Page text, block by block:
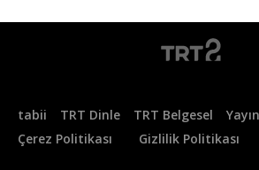
tabii TRT Dinle TRT Belgesel
Çerez Politikası
Gizlilik Politikası